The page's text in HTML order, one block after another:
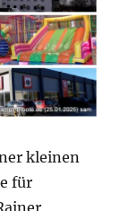
kleinen
für